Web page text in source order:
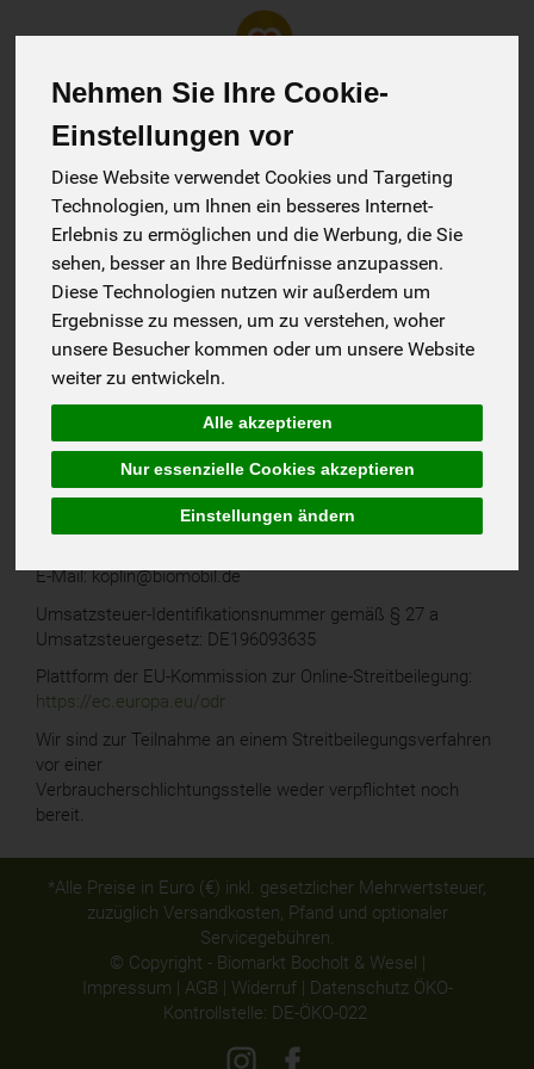
Nehmen Sie Ihre Cookie-
Einstellungen vor
Diese Website verwendet Cookies und Targeting
Technologien, um Ihnen ein besseres Internet-
Erlebnis zu ermöglichen und die Werbung, die Sie
sehen, besser an Ihre Bedürfnisse anzupassen.
Diese Technologien nutzen wir außerdem um
Ergebnisse zu messen, um zu verstehen, woher
unsere Besucher kommen oder um unsere Website
weiter zu entwickeln.
Alle akzeptieren
Nur essenzielle Cookies akzeptieren
Einstellungen ändern
Impressum
Josef Koplin
Biomarkt Wesel / Biomobil
Am Spaltmannsfeld 19
Deutschland
Tel.: 0281/2068962
Fax: 0281/2068961
E-Mail: koplin@biomobil.de
Umsatzsteuer-Identifikationsnummer gemäß § 27 a
Umsatzsteuergesetz: DE196093635
Plattform der EU-Kommission zur Online-Streitbeilegung:
https://ec.europa.eu/odr
Wir sind zur Teilnahme an einem Streitbeilegungsverfahren
vor einer
Verbraucherschlichtungsstelle weder verpflichtet noch
bereit.
*Alle Preise in Euro (€) inkl. gesetzlicher Mehrwertsteuer,
zuzüglich Versandkosten, Pfand und optionaler
Servicegebühren.
© Copyright - Biomarkt Bocholt & Wesel |
Impressum | AGB | Widerruf| DatenschutzÖKO-
Kontrollstelle: DE-ÖKO-022